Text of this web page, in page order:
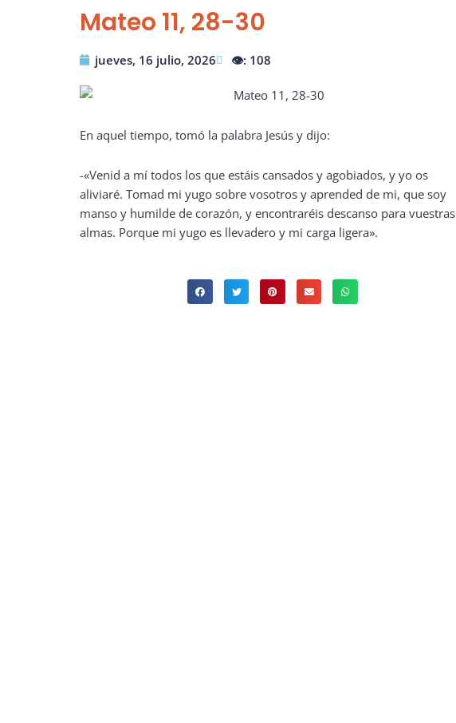
Mateo 11, 28-30
jueves, 16 julio, 2026 👁️: 108
En aquel tiempo, tomó la palabra Jesús y dijo:
-«Venid a mí todos los que estáis cansados y agobiados, y yo os
aliviaré. Tomad mi yugo sobre vosotros y aprended de mi, que soy
manso y humilde de corazón, y encontraréis descanso para vuestras
almas. Porque mi yugo es llevadero y mi carga ligera».